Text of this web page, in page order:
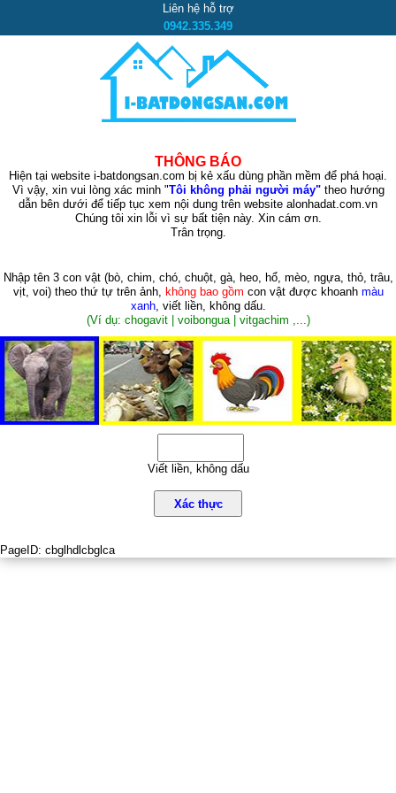
Liên hệ hỗ trợ
0942.335.349
THÔNG BÁO
Hiện tại website i-batdongsan.com bị kẻ xấu dùng phần mềm để phá hoại.
Vì vậy, xin vui lòng xác minh "Tôi không phải người máy"theo hướng
dẫn bên dưới để tiếp tục xem nội dung trên website alonhadat.com.vn
Chúng tôi xin lỗi vì sự bất tiện này. Xin cám ơn.
Trân trọng.
Nhập tên 3 con vật (bò, chim, chó, chuột, gà, heo, hổ, mèo, ngựa, thỏ, trâu,
vịt, voi)theo thứ tự trên ảnh, không bao gồm con vật được khoanh màu
xanh, viết liền, không dấu.
(Ví dụ: chogavit | voibongua | vitgachim ,...)
Viết liền, không dấu
Xác thực
PageID: cbglhdlcbglca